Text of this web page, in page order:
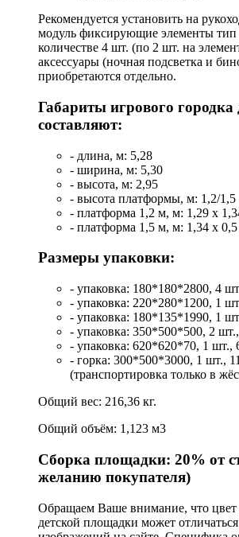
Рекомендуется установить на
модуль фиксирующие элементы
количестве 4 шт. (по 2 шт. на
аксессуары (ночная подсветка и
приобретаются отдельно.
Габариты игрового городка
составляют:
- длина, м: 5,28
- ширина, м: 5,30
- высота, м: 2,95
- высота платформы, м: 1,2/1,5
- платформа 1,2 м, м: 1,29 x
- платформа 1,5 м, м: 1,34 x 0,5
Размеры упаковки:
- упаковка: 180*180*2800, 4
- упаковка: 220*280*1200, 1
- упаковка: 180*135*1990, 1
- упаковка: 350*500*500, 2 шт.,
- упаковка: 620*620*70, 1 шт.,
- горка: 300*500*3000, 1 шт.,
(транспортировка только в
Общий вес: 216,36 кг.
Общий объём: 1,123 м3
Сборка площадки: 20% от
желанию покупателя)
Обращаем Ваше внимание, что цвет
детской площадки может